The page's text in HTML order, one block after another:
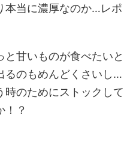
本当に濃厚なのか…レポ
と甘いものが食べたい
るのもめんどくさいし…
時のためにストックし
！？